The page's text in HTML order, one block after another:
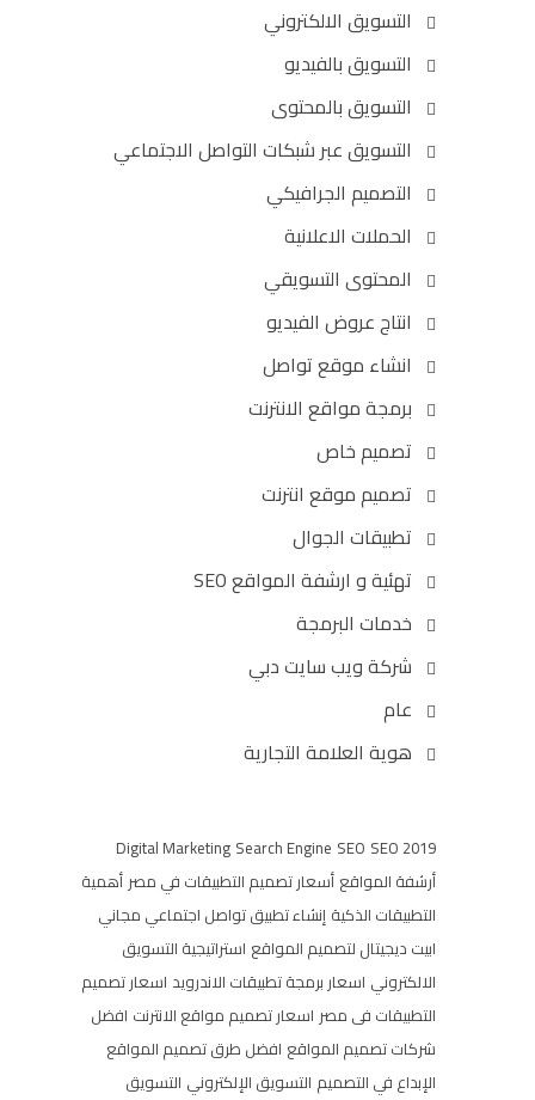
التسويق الالكتروني
التسويق بالفيديو
التسويق بالمحتوى
التسويق عبر شبكات التواصل الاجتماعي
التصميم الجرافيكي
الحملات الاعلانية
المحتوى التسويقي
انتاج عروض الفيديو
انشاء موقع تواصل
برمجة مواقع الانترنت
تصميم خاص
تصميم موقع انترنت
تطبيقات الجوال
تهئية و ارشفة المواقع SEO
خدمات البرمجة
شركة ويب سايت دبي
عام
هوية العلامة التجارية
Digital Marketing Search Engine SEO SEO 2019
أرشفة المواقع أسعار تصميم التطبيقات في مصر أهمية
التطبيقات الذكية إنشاء تطبيق تواصل اجتماعي مجاني
ابيت ديجيتال لتصميم المواقع استراتيجية التسويق
الالكتروني اسعار برمجة تطبيقات الاندرويد اسعار تصميم
التطبيقات فى مصر اسعار تصميم مواقع الانترنت افضل
شركات تصميم المواقع افضل طرق تصميم المواقع
الإبداع في التصميم التسويق الإلكتروني التسويق